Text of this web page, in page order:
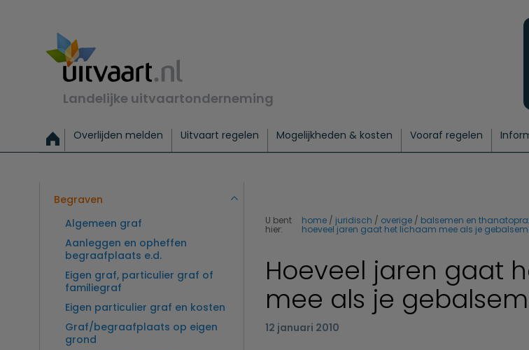
Landelijke uitvaartonderneming
Overlijden melden Uitvaart regelen Mogelijkheden & kosten
Exclusieve uitvaart Begrafenis Basis
Vooraf regelen
Begraven
Algemeen graf
Aanleggen en opheffen
begraafplaats e.d.
Eigen graf, particulier graf of
familiegraf
Eigen particulier graf en kosten
Graf/begraafplaats op eigen
grond
U bent
hier:
home juridisch overige balsemen en
hoeveel jaren gaat het lichaam mee als je
Hoeveel jaren gaat
mee als je
12 januari 2010